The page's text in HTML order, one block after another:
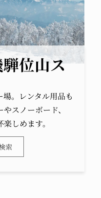
位山ス
。レンタル用品も
スノーボード、
しめます。
索